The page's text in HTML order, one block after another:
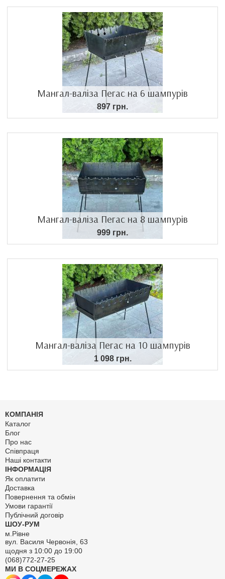
Мангал-валіза Пегас на 6 шампурів
897 грн.
Мангал-валіза Пегас на 8 шампурів
999 грн.
Мангал-валіза Пегас на 10 шампурів
1 098 грн.
КОМПАНІЯ
Каталог
Блог
Про нас
Співпраця
Наші контакти
ІНФОРМАЦІЯ
Як оплатити
Доставка
Повернення та обмін
Умови гарантії
Публічний договір
ШОУ-РУМ
м.Рівне
вул. Василя Червонія, 63
щодня з 10:00 до 19:00
(068)772-27-25
МИ В СОЦМЕРЕЖАХ